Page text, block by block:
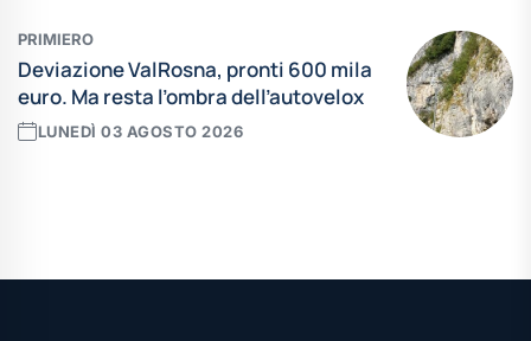
PRIMIERO
Deviazione ValRosna, pronti 600 mila
euro. Ma resta l’ombra dell’autovelox
LUNEDÌ 03 AGOSTO 2026